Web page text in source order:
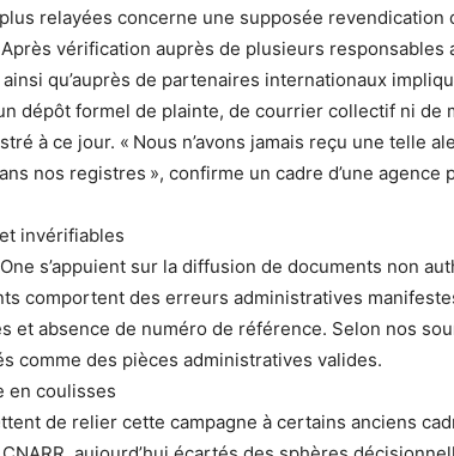
relayées concerne une supposée revendication
vérification auprès de plusieurs responsables
qu’auprès de partenaires internationaux
dépôt formel de plainte, de courrier collectif ni de
à ce jour. « Nous n’avons jamais reçu une telle
nos registres », confirme un cadre d’une agence
invérifiables
s’appuient sur la diffusion de documents non
comportent des erreurs administratives
et absence de numéro de référence. Selon nos
comme des pièces administratives valides.
en coulisses
de relier cette campagne à certains anciens